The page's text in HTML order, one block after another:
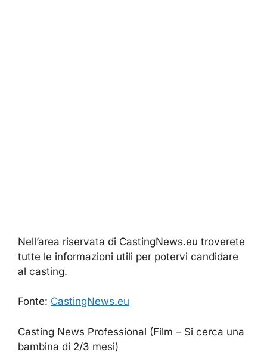
Nell’area riservata di CastingNews.eu troverete
tutte le informazioni utili per potervi candidare
al casting.
Fonte: CastingNews.eu
Casting News Professional (Film – Si cerca una
bambina di 2/3 mesi)